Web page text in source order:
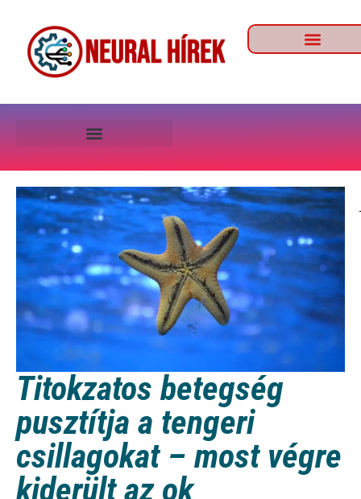
Titokzatos betegség
pusztítja a tengeri
csillagokat – most végre
kiderült az ok